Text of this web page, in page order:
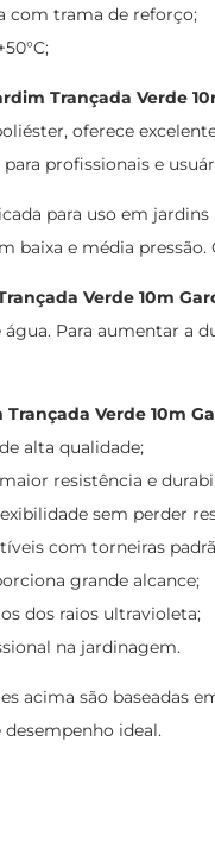
com trama de reforço;
Trançada Verde
oferece
profissionais e
para uso em
baixa e média
Verde 10m
Para aumentar a
Verde 10m
alta qualidade;
resistência e
sem perder
com torneiras
grande alcance;
dos raios ultravioleta;
na jardinagem.
acima são baseadas
ideal.